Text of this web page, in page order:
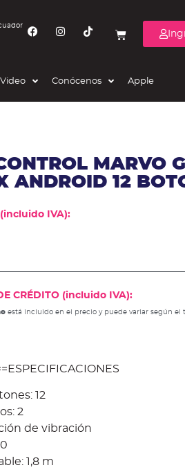
Conócenos Apple
MARVO
ANDROID 12
(incluido IVA):
CRÉDITO (incluido IVA):
está incluido en el precio y puede variar según el
12
2
de vibración
1,8 m